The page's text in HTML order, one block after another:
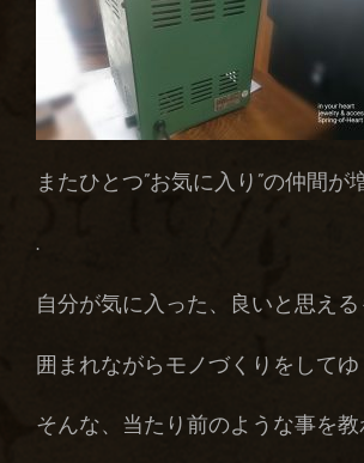
またひとつ”お気に入り”の仲間が
.
自分が気に入った、良いと思える
囲まれながらモノづくりをしてゆ
そんな、当たり前のような事を